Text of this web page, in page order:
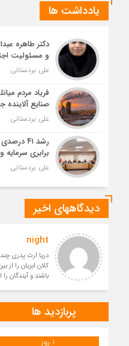
یادداشت ها
دکتر طاهره
و مسئولیت
علی بردستانی
فریاد مردم
صنایع
علی بردستانی
برابری
علی بردستانی
دیدگاههای اخیر
night
دریا ارث پدری
کلان ابزیان را از
باشند و آیندگان را ا
پربازدید ها
1 روز